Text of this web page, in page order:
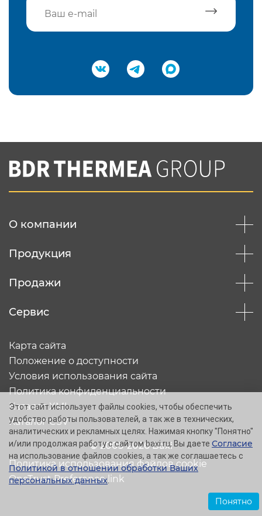
Подтвердить e-mail
Вы соглашаетесь с нашей политикой
конфеденциальности
О компании
Продукция
Продажи
Сервис
© 2005-2026 Baxi
Карта сайта
Положение о доступности
Условия использования сайта
Политика конфиденциальности
Каталог XML
Каталог CSV
Политика использования файлов cookie
OneTrust Preference link
Этот сайт использует файлы cookies, чтобы обеспечить
удобство работы пользователей, а так же в технических,
аналитических и рекламных целях. Нажимая кнопку "Понятно"
и/или продолжая работу с сайтом baxi.ru, Вы даете Согласие
на использование файлов cookies, а так же соглашаетесь с
Политикой в отношении обработки Ваших
персональных данных.
Понятно